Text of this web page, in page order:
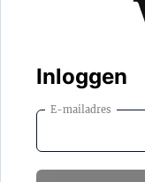
Inloggen
E-mailadres